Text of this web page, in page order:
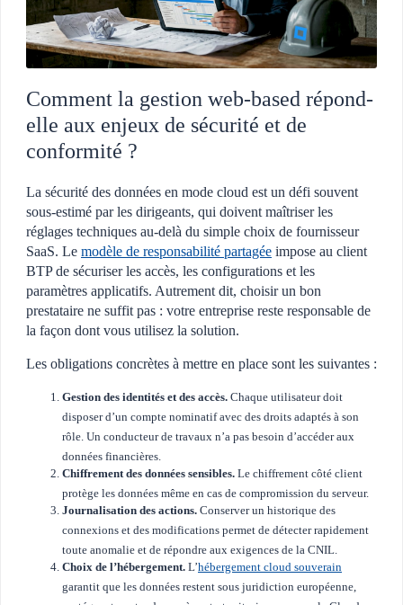
Comment la gestion web-based répond-
elle aux enjeux de sécurité et de
conformité ?
La sécurité des données en mode cloud est un défi souvent
sous-estimé par les dirigeants, qui doivent maîtriser les
réglages techniques au-delà du simple choix de fournisseur
SaaS. Le modèle de responsabilité partagée impose au client
BTP de sécuriser les accès, les configurations et les
paramètres applicatifs. Autrement dit, choisir un bon
prestataire ne suffit pas : votre entreprise reste responsable de
la façon dont vous utilisez la solution.
Les obligations concrètes à mettre en place sont les suivantes :
Gestion des identités et des accès. Chaque utilisateur doit
disposer d’un compte nominatif avec des droits adaptés à son
rôle. Un conducteur de travaux n’a pas besoin d’accéder aux
données financières.
Chiffrement des données sensibles. Le chiffrement côté client
protège les données même en cas de compromission du serveur.
Journalisation des actions. Conserver un historique des
connexions et des modifications permet de détecter rapidement
toute anomalie et de répondre aux exigences de la CNIL.
Choix de l’hébergement. L’hébergement cloud souverain
garantit que les données restent sous juridiction européenne,